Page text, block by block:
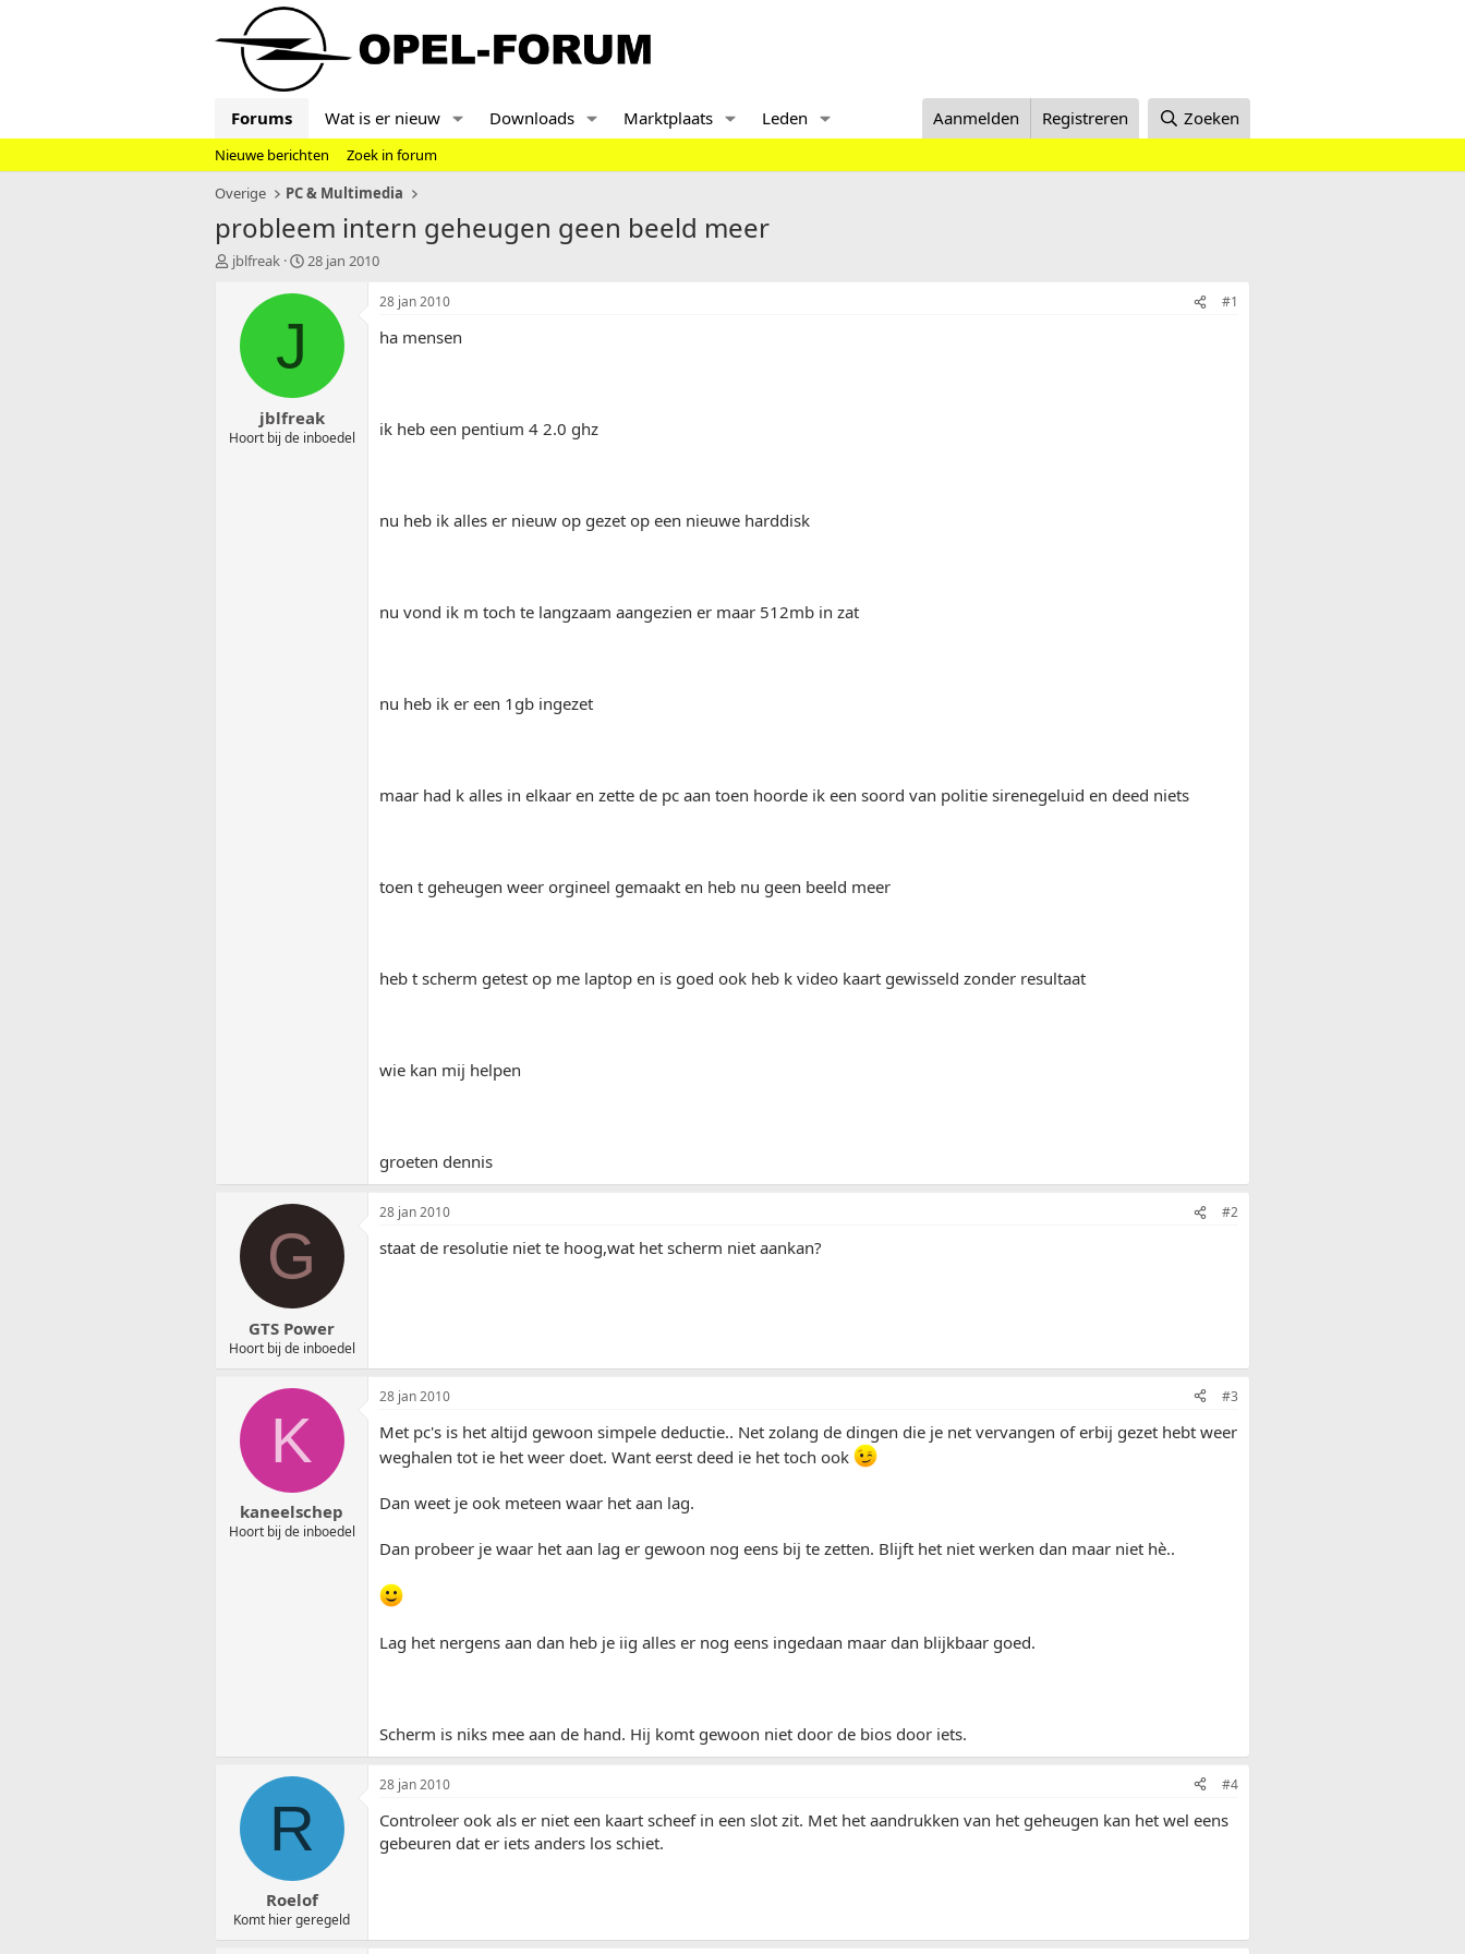
Forums Wat is er nieuw Downloads Marktplaats Leden Aanmelden Registreren Zoeken
Nieuwe berichten
Zoek in forum
Overige
PC & Multimedia
probleem intern geheugen geen beeld meer
T
t
jblfreak
S
a
t
u
m
28 jan 2010
J
jblfreak
Hoort bij de inboedel
28 jan 2010 #1
ha mensen
ik heb een pentium 4 2.0 ghz
nu heb ik alles er nieuw op gezet op een nieuwe harddisk
nu vond ik m toch te langzaam aangezien er maar 512mb in zat
nu heb ik er een 1gb ingezet
maar had k alles in elkaar en zette de pc aan toen hoorde ik een soord van politie sirenegeluid en deed niets
toen t geheugen weer orgineel gemaakt en heb nu geen beeld meer
heb t scherm getest op me laptop en is goed ook heb k video kaart gewisseld zonder resultaat
wie kan mij helpen
groeten dennis
G
GTS Power
Hoort bij de inboedel
28 jan 2010 #2
staat de resolutie niet te hoog,wat het scherm niet aankan?
K
kaneelschep
Hoort bij de inboedel
28 jan 2010 #3
Met pc's is het altijd gewoon simpele deductie.. Net zolang de dingen die je net vervangen of erbij gezet hebt weer
weghalen tot ie het weer doet. Want eerst deed ie het toch ook
Dan weet je ook meteen waar het aan lag.
Dan probeer je waar het aan lag er gewoon nog eens bij te zetten. Blijft het niet werken dan maar niet hè..
Lag het nergens aan dan heb je iig alles er nog eens ingedaan maar dan blijkbaar goed.
Scherm is niks mee aan de hand. Hij komt gewoon niet door de bios door iets.
R
Roelof
Komt hier geregeld
28 jan 2010 #4
Controleer ook als er niet een kaart scheef in een slot zit. Met het aandrukken van het geheugen kan het wel eens
gebeuren dat er iets anders los schiet.